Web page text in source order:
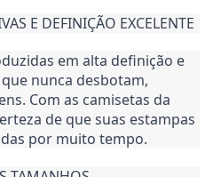
E DEFINIÇÃO EXCELENTE
em alta definição e
nunca desbotam,
Com as camisetas da
de que suas estampas
por muito tempo.